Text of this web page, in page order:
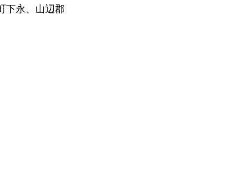
下永、山辺郡